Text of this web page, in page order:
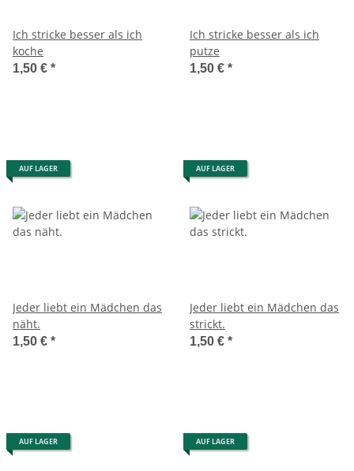
Ich stricke besser als ich
koche
1,50 € *
Ich stricke besser als ich
putze
1,50 € *
AUF LAGER
Jeder liebt ein Mädchen das
näht.
1,50 € *
AUF LAGER
Jeder liebt ein Mädchen das
strickt.
1,50 € *
AUF LAGER AUF LAGER